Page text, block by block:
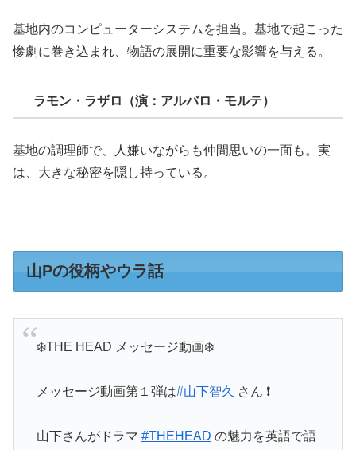
基地内のコンピューターシステムを担当。基地で起こった
惨劇に巻き込まれ、物語の展開に重要な影響を与える。
ラモン・ラザロ（演：アルバロ・モルテ）
基地の調理師で、人嫌いながらも仲間思いの一面も。実
は、大きな秘密を隠し持っている。
山Pの役柄やウラ話
❄️THE HEAD メッセージ動画❄️
メッセージ動画第１弾は#山下智久 さん ❗️
山下さんがドラマ #THEHEAD の魅力を英語で語